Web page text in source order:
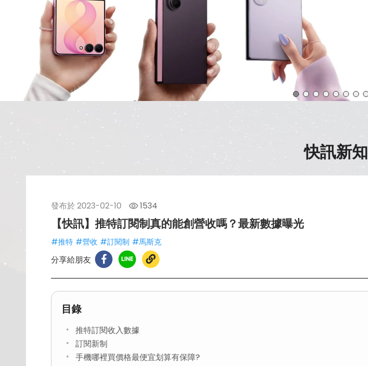
快訊新知
發布於 2023-02-10 1534
【快訊】推特訂閱制真的能創營收嗎？最新數據曝光
#推特 #營收 #訂閱制 #馬斯克
分享給朋友
目錄
推特訂閱收入數據
訂閱新制
手機哪裡買價格最便宜划算有保障?